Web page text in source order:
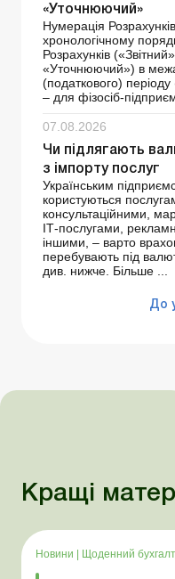
«Уточнюючий»
Нумерація
хронологічному
Розрахунків
«Уточнюючий») в
(податкового)
– для фізосіб-
07.08.2026
Чи підлягають
з імпорту послуг
Українським
користуються
консультаційними,
ІТ-послугами,
іншими, – варто
перебувають під
див. нижче. Більше ...
До
Кращі
Новини Щоденний